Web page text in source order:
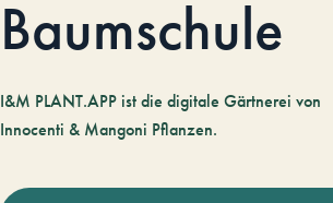
Baumschule
I&M PLANT.APP ist die digitale Gärtnerei von
Innocenti & Mangoni Pflanzen.